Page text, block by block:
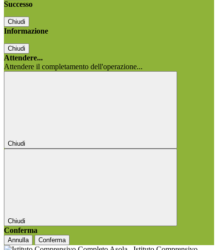
Successo
Chiudi
Informazione
Chiudi
Attendere...
Attendere il completamento dell'operazione...
Chiudi
Chiudi
Conferma
Annulla Conferma